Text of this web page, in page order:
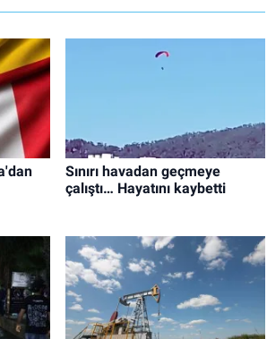
Sınırı havadan geçmeye
çalıştı… Hayatını kaybetti